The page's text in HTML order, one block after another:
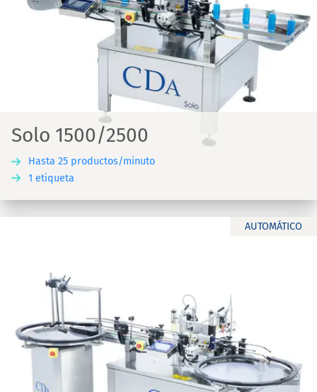
Solo 1500/2500
Hasta 25 productos/minuto
1 etiqueta
AUTOMÁTICO